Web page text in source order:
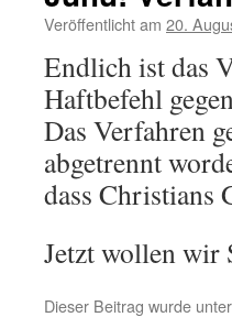
Veröffentlicht am 20.
Endlich ist das
Haftbefehl
Das Verfahren
abgetrennt
dass Christians
Jetzt wollen wir
Dieser Beitrag wurde unter